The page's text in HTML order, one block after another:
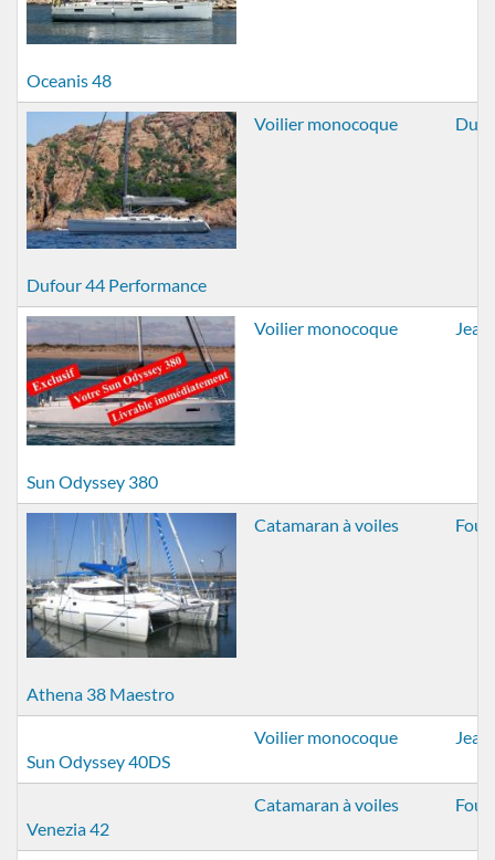
Oceanis 48
Dufour 44 Performance
Voilier monocoque
Sun Odyssey 380
Voilier monocoque
Athena 38 Maestro
Catamaran à voiles
Sun Odyssey 40DS
Voilier monocoque
Venezia 42
Catamaran à voiles